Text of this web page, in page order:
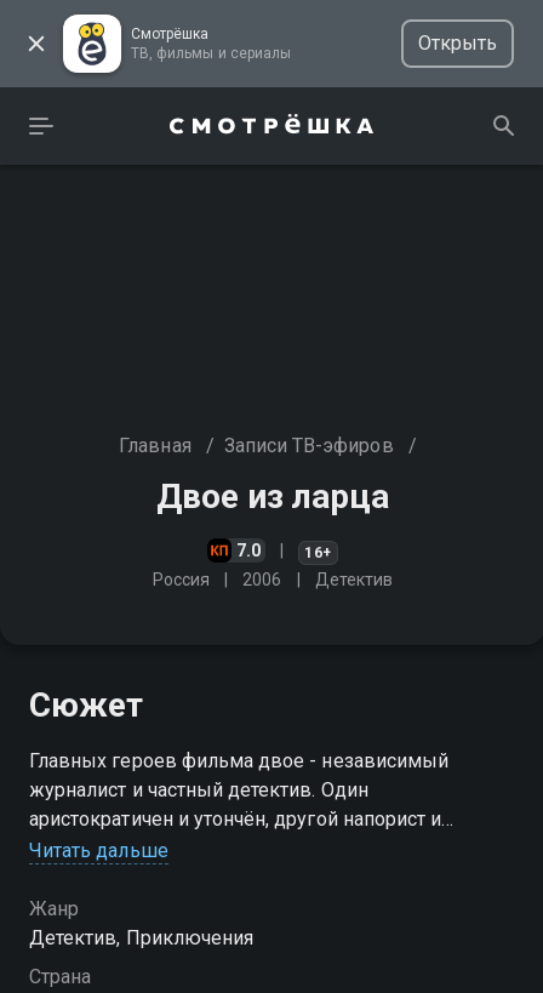
Смотрёшка
ТВ, фильмы и сериалы
Открыть
Главная / Записи ТВ-эфиров /
Двое из ларца
7.0 16+
Россия 2006 Детектив
Сюжет
Главных героев фильма двое - независимый
журналист и частный детектив. Один
аристократичен и утончён, другой напорист и
несгибаем. Один берёт умом, другой берёт
смертельно опасными переделками
Читать дальше
Жанр
Детектив, Приключения
Страна